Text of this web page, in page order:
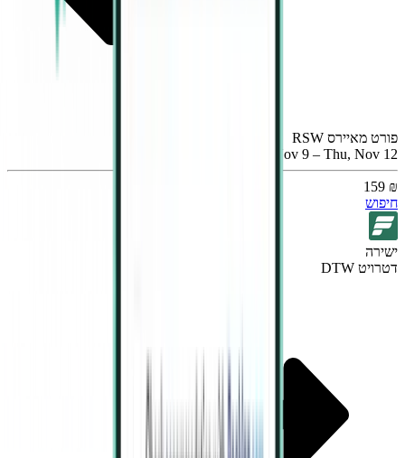
פורט מאיירס RSW
Mon, Nov 9 – Thu, Nov 12
₪ 159
חיפוש
ישירה
דטרויט DTW